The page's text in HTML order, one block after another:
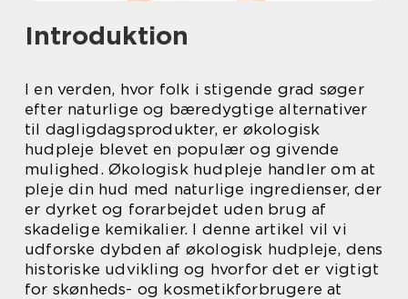
Introduktion
I en verden, hvor folk i stigende grad søger
efter naturlige og bæredygtige alternativer
til dagligdagsprodukter, er økologisk
hudpleje blevet en populær og givende
mulighed. Økologisk hudpleje handler om at
pleje din hud med naturlige ingredienser, der
er dyrket og forarbejdet uden brug af
skadelige kemikalier. I denne artikel vil vi
udforske dybden af økologisk hudpleje, dens
historiske udvikling og hvorfor det er vigtigt
for skønheds- og kosmetikforbrugere at